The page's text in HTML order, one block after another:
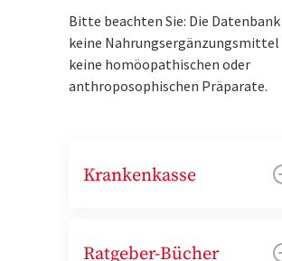
Bitte beachten Sie: Die
keine Nahrungsergänzungsmittel
keine homöopathischen oder
anthroposophischen Präparate.
Krankenkasse
Ratgeber-Bücher